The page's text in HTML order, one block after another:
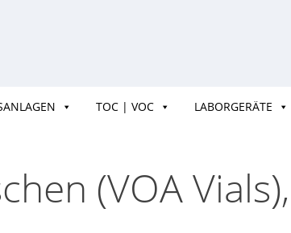
TOC | VOC LABORGERÄTE
(VOA